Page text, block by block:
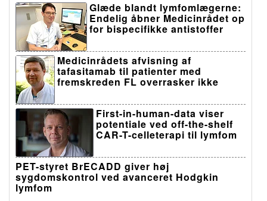
Glæde blandt lymfomlægerne:
Endelig åbner Medicinrådet op
for bispecifikke antistoffer
Medicinrådets afvisning af
tafasitamab til patienter med
fremskreden FL overrasker ikke
First-in-human-data viser
potentiale ved off-the-shelf
CAR-T-celleterapi til lymfom
PET-styret BrECADD giver høj
sygdomskontrol ved avanceret Hodgkin
lymfom